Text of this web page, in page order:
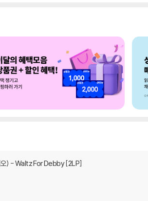
오) - Waltz For Debby [2LP]